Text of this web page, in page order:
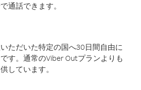
通話できます。
ただいた特定の国へ30日間自由に
す。通常のViber Outプランよりも
しています。